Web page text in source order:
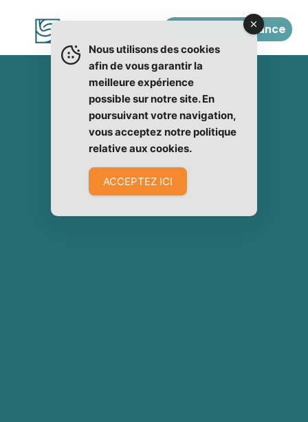
Réservez ma séance
Nous utilisons des cookies
afin de vous garantir la
meilleure expérience
possible sur notre site. En
poursuivant votre navigation,
vous acceptez notre politique
relative aux cookies.
ACCEPTEZ ICI